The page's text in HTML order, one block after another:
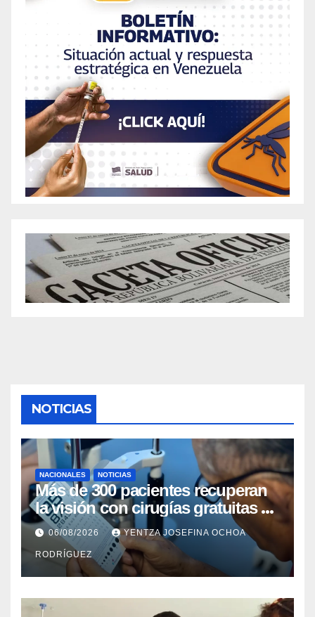
NOTICIAS
NACIONALES NOTICIAS
Más de 300 pacientes recuperan
la visión con cirugías gratuitas de
cataratas en Zulia
06/08/2026 YENTZA JOSEFINA OCHOA
RODRÍGUEZ